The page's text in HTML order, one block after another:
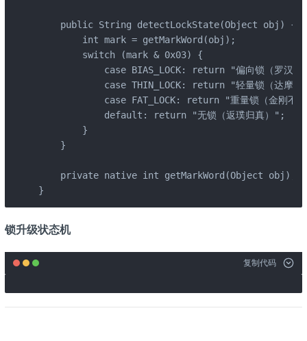
    public String detectLockState(Object obj) {
        int mark = getMarkWord(obj);
        switch (mark & 0x03) {
case BIAS_LOCK: return "偏向锁（罗汉拳
case THIN_LOCK: return "轻量锁（达摩剑
case FAT_LOCK: return "重量锁（金刚不
            default: return "无锁（返璞归真）";
        }
    }
    private native int getMarkWord(Object obj);
}
锁升级状态机
复制代码